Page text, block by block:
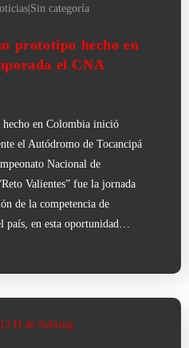
|Sin categoría
prototipo hecho en
el CNA
en Colombia inició
el Autódromo de Tocancipá
Nacional de
Valientes” fue la jornada
de la competencia de
país, en esta oportunidad…